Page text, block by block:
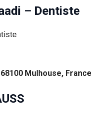
– Dentiste
Mulhouse, France